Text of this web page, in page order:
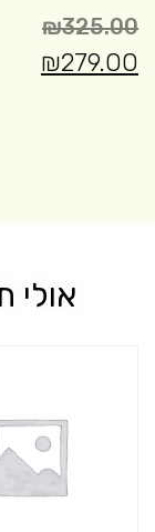
₪325.00
₪279.00
אולי